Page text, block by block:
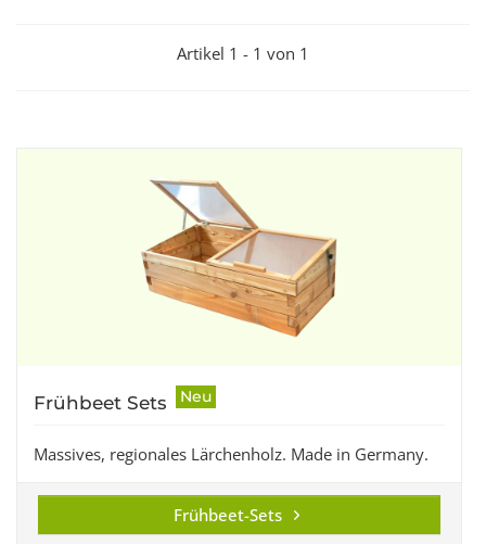
Artikel 1 - 1 von 1
Frühbeet Sets Neu
Massives, regionales Lärchenholz. Made in Germany.
Frühbeet-Sets